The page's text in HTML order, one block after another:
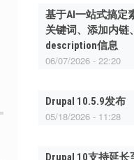
基于AI一站式搞定
关键词、添加内链
description信息
06/07/2026 - 22:20
Drupal 10.5.9发布
05/18/2026 - 11:28
Drupal 10支持延